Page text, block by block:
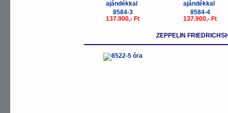
8584-3
137.900,- Ft
8584-4
137.900,- Ft
ZEPPELIN